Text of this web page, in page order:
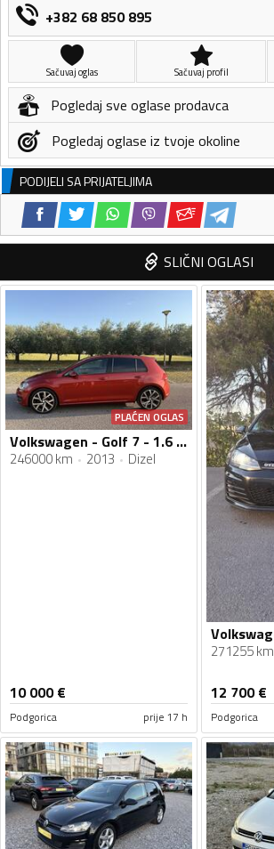
+382 68 850 895
Sačuvaj oglas Sačuvaj profil
Pogledaj sve oglase prodavca
Pogledaj oglase iz tvoje okoline
PODIJELI SA PRIJATELJIMA
SLIČNI OGLASI
PLAĆEN OGLAS
Volkswagen - Golf 7 - 1.6 TDI
246000 km 2013 Dizel
10 000€
Podgorica prije 17 h
271255 km
12 700€
Podgorica